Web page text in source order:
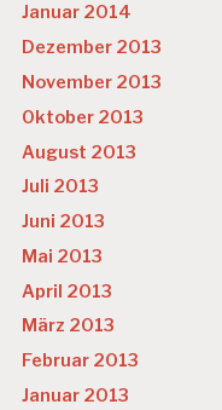
Januar 2014
Dezember 2013
November 2013
Oktober 2013
August 2013
Juli 2013
Juni 2013
Mai 2013
April 2013
März 2013
Februar 2013
Januar 2013